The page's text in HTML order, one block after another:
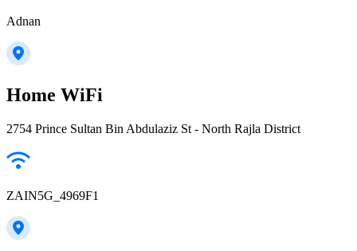
Adnan
Home WiFi
2754 Prince Sultan Bin Abdulaziz St - North Rajla District
ZAIN5G_4969F1